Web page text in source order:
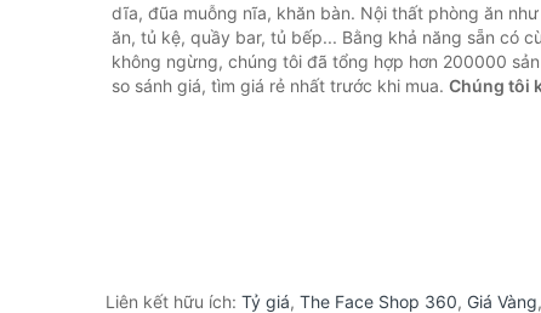
dĩa, đũa muỗng nĩa, khăn bàn. Nội thất phòng ăn
ăn, tủ kệ, quầy bar, tủ bếp... Bằng khả năng sẵn có
không ngừng, chúng tôi đã tổng hợp hơn 200000
so sánh giá, tìm giá rẻ nhất trước khi mua. Chúng tôi
Liên kết hữu ích: Tỷ giá, The Face Shop 360, Giá Vàng,